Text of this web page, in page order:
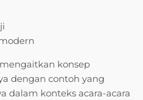
konsep
dengan contoh yang
dalam konteks acara-acara